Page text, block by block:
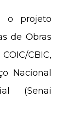
o projeto
de Obras
CBIC,
Nacional
(Senai